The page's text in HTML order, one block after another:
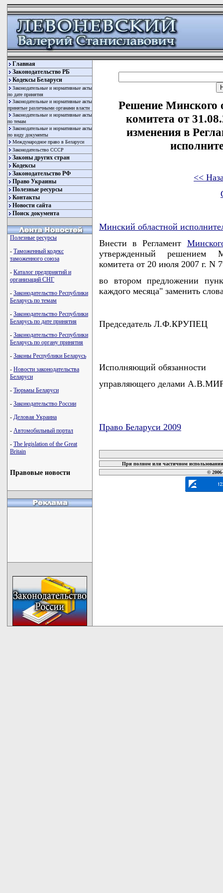
Главная
Законодательство РБ
Кодексы Беларуси
Законодательные и нормативные акты
по дате принятия
Законодательные и нормативные акты
принятые различными органами власти
Законодательные и нормативные акты
по темам
Законодательные и нормативные акты
по виду документы
Международное право в Беларуси
Законодательство СССР
Законы других стран
Кодексы
Законодательство РФ
Право Украины
Полезные ресурсы
Контакты
Новости сайта
Поиск документа
Полезные ресурсы
- Таможенный кодекс
таможенного союза
- Каталог предприятий и
организаций СНГ
- Законодательство Республики
Беларусь по темам
- Законодательство Республики
Беларусь по дате принятия
- Законодательство Республики
Беларусь по органу принятия
- Законы Республики Беларусь
- Новости законодательства
Беларуси
- Тюрьмы Беларуси
- Законодательство России
- Деловая Украина
- Автомобильный портал
- The legislation of the Great
Britain
Правовые новости
Решение Минского
комитета от
изменения в
<<
Минский областной
Внести в Регламент
утвержденный решением
комитета от 20 июля 2007 г. N
во втором предложении
каждого месяца" заменить
Председатель Л.Ф.КРУПЕЦ
Исполняющий обязанности
управляющего делами
Право Беларуси 2009
При полном или частичном
©